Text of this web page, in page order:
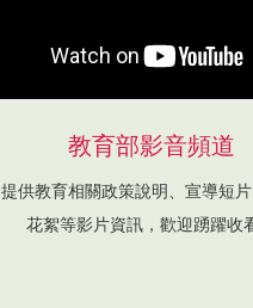
教育部影音頻道
提供教育相關政策說明、宣導短
花絮等影片資訊，歡迎踴躍收